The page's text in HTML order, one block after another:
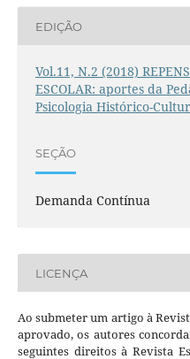
EDIÇÃO
Vol.11, N.2 (2018)
ESCOLAR: aportes da
Psicologia Histórico-
SEÇÃO
Demanda Contínua
LICENÇA
Ao submeter um artigo à
aprovado, os autores
seguintes direitos à Revista